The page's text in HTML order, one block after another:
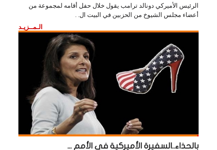
الرئيس الأميركي دونالد ترامب يقول خلال حفل أقامه لمجموعة من
أعضاء مجلس الشيوخ من الحزبين في البيت ال. .
الـمــزيـد
بالحذاء..السفيرة الأميركية في الأمم ...